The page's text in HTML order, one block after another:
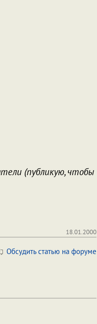
(публикую, чтобы
18.01.2000
Обсудить статью на форуме